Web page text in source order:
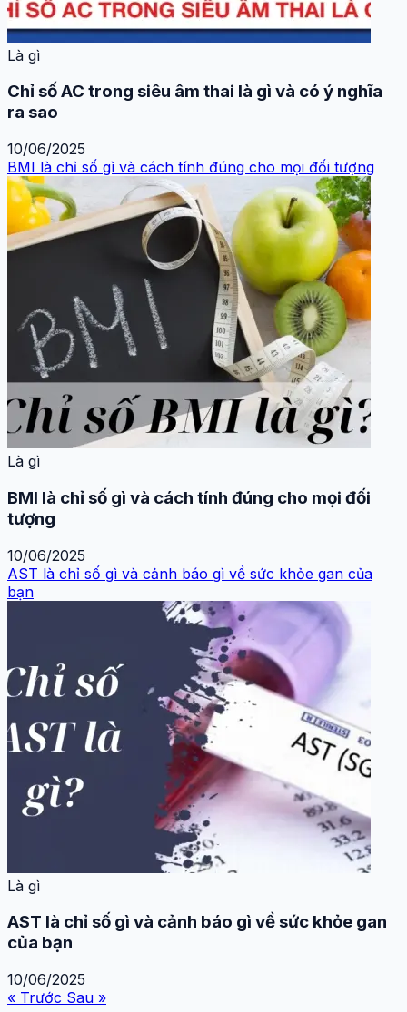
Là gì
Chỉ số AC trong siêu âm thai là gì và có ý nghĩa
ra sao
10/06/2025
BMI là chỉ số gì và cách tính đúng cho mọi đối tượng
Là gì
BMI là chỉ số gì và cách tính đúng cho mọi đối
tượng
10/06/2025
AST là chỉ số gì và cảnh báo gì về sức khỏe gan của
bạn
Là gì
AST là chỉ số gì và cảnh báo gì về sức khỏe gan
của bạn
10/06/2025
« Trước Sau »